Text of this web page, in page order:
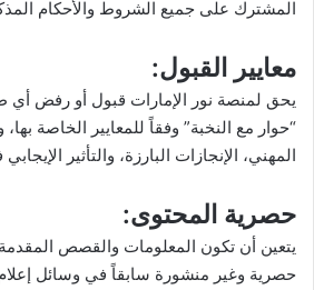
المشترك على جميع الشروط والأحكام
معايير القبول:
يحق لمنصة نور الإمارات قبول أو رفض
“حوار مع النخبة” وفقاً للمعايير الخاصة
المهني، الإنجازات البارزة، والتأثير
حصرية المحتوى:
يتعين أن تكون المعلومات والقصص
حصرية وغير منشورة سابقاً في وسائل